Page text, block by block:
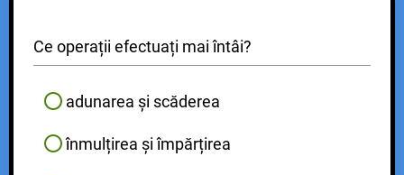
Ce operații efectuați mai întâi?
adunarea și scăderea
înmulțirea și împărțirea